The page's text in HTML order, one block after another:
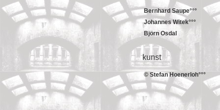
Bernhard Saupe°°°
Johannes Witek°°°
Björn Osdal
kunst
© Stefan Hoenerloh°°°